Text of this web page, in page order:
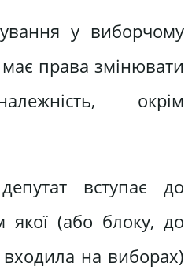
у виборчому
права змінювати
окрім
вступає до
якої (або блоку, до
входила на виборах)